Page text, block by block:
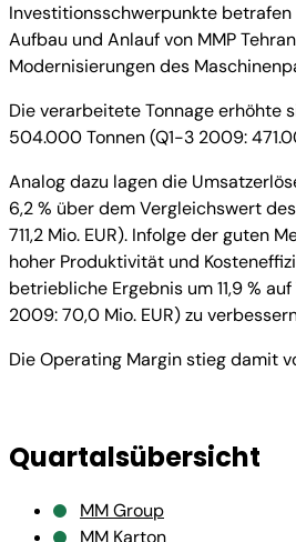
Investitionsschwerpunkte
Aufbau und Anlauf von MMP
Modernisierungen des
Die verarbeitete Tonnage erhöhte
504.000 Tonnen (Q1-3 2009:
Analog dazu lagen die
6,2 % über dem Vergleichswert
711,2 Mio. EUR). Infolge der guten
hoher Produktivität und
betriebliche Ergebnis um 11,9 % auf
2009: 70,0 Mio. EUR) zu
Die Operating Margin stieg damit
Quartalsübersicht
MM Group
MM Karton